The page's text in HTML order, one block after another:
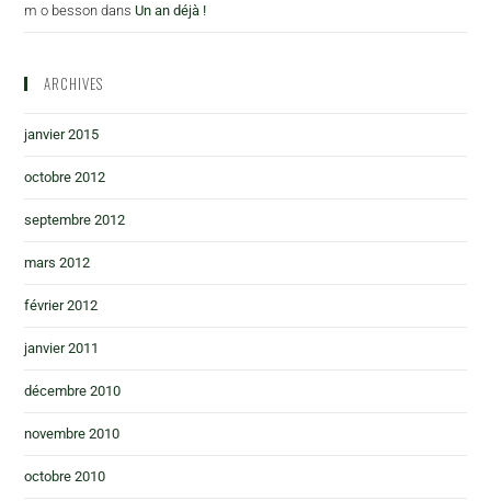
m o besson dansUn an déjà !
ARCHIVES
janvier 2015
octobre 2012
septembre 2012
mars 2012
février 2012
janvier 2011
décembre 2010
novembre 2010
octobre 2010